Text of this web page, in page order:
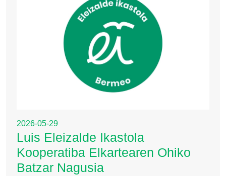
2026-05-29
Luis Eleizalde Ikastola
Kooperatiba Elkartearen Ohiko
Batzar Nagusia